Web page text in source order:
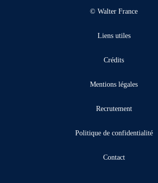
© Walter France
Liens utiles
Crédits
Mentions légales
Recrutement
Politique de confidentialité
Contact